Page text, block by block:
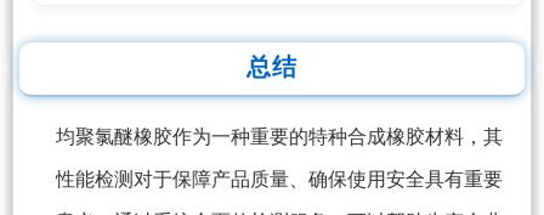
总结
均聚氯醚橡胶作为一种重要的特种合成橡胶材料，其
性能检测对于保障产品质量、确保使用安全具有重要